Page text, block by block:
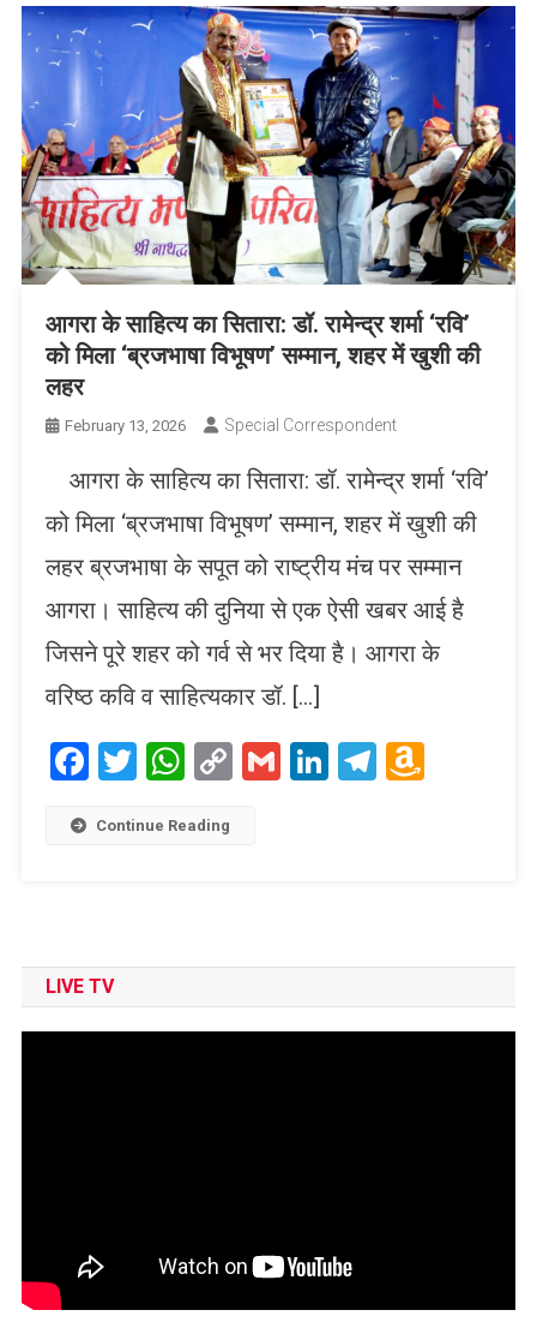
आगरा के साहित्य का सितारा: डॉ. रामेन्द्र शर्मा ‘रवि’
को मिला ‘ब्रजभाषा विभूषण’ सम्मान, शहर में खुशी की
लहर
February 13, 2026 Special Correspondent
आगरा के साहित्य का सितारा: डॉ. रामेन्द्र शर्मा ‘रवि’
को मिला ‘ब्रजभाषा विभूषण’ सम्मान, शहर में खुशी की
लहर ब्रजभाषा के सपूत को राष्ट्रीय मंच पर सम्मान
आगरा। साहित्य की दुनिया से एक ऐसी खबर आई है
जिसने पूरे शहर को गर्व से भर दिया है। आगरा के
वरिष्ठ कवि व साहित्यकार डॉ. […]
Facebook
Twitter
WhatsApp
CopyGmailLinkedIn
Telegram
Continue Reading
LIVE TV